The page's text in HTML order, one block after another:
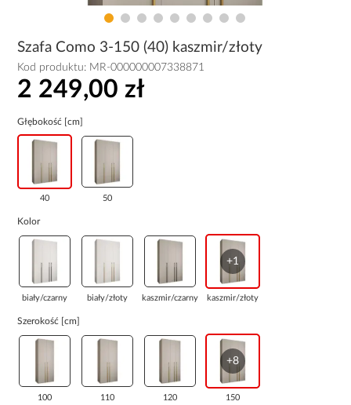
Szafa Como 3-150 (40) kaszmir/złoty
Kod produktu: MR-000000007338871
2 249,00 zł
Głębokość [cm]
40 50
Kolor
biały/czarny biały/złoty kaszmir/czarny
+1
kaszmir/złoty
Szerokość [cm]
100 110 120
+8
150